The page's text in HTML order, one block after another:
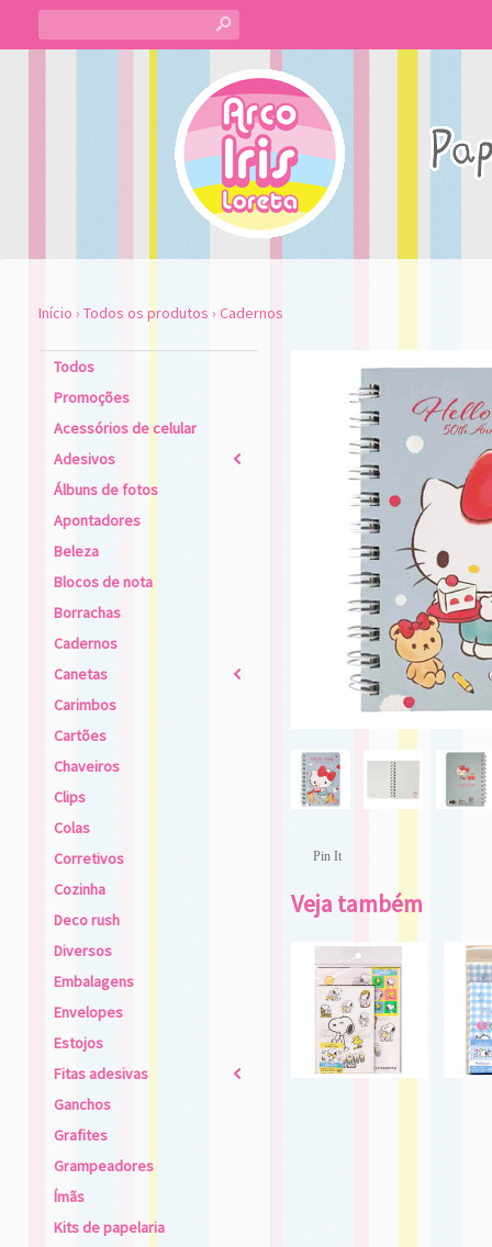
s
Início › Todos os produtos › Cadernos
Todos
Promoções
Acessórios de celular
Adesivos
2
Álbuns de fotos
Apontadores
Beleza
Blocos de nota
Borrachas
Cadernos
Canetas
2
Carimbos
Cartões
Chaveiros
Clips
Colas
Corretivos
Cozinha
Deco rush
Diversos
Embalagens
Envelopes
Estojos
Fitas adesivas
2
Ganchos
Grafites
Grampeadores
Ímãs
Kits de papelaria
Pin It
Veja também